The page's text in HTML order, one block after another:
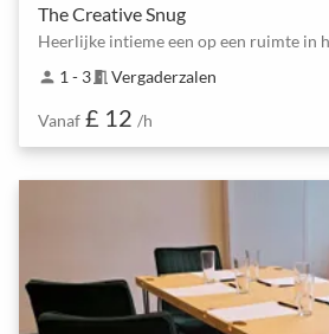
The Creative Snug
person 1 - 3meeting_room Vergaderzalen
Vanaf £ 12 /h